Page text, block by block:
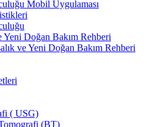
Mobil Uygulaması
Yeni Doğan Bakım Rehberi
ve Yeni Doğan Bakım Rehberi
( USG)
(BT)